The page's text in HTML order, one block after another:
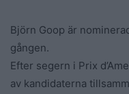
Björn Goop är
gången.
Efter segern i Prix
av kandidaterna